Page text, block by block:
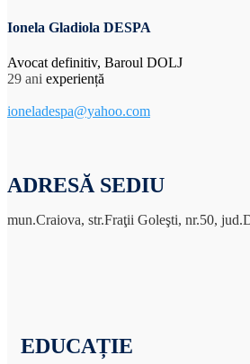
Ionela Gladiola DESPA
Avocat definitiv, Baroul DOLJ
29 ani experiență
ioneladespa@yahoo.com
ADRESĂ SEDIU
mun.Craiova, str.Fraţii Goleşti, nr.50,
EDUCAȚIE